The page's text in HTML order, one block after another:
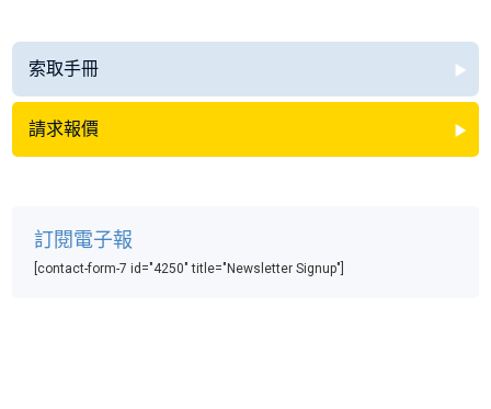
索取手冊
請求報價
訂閱電子報
[contact-form-7 id="4250" title="Newsletter Signup"]